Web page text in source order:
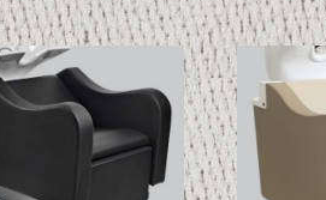
NIRVANA-
RELAX